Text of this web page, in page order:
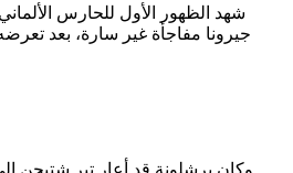
شهد الظهور الأول للحارس
جيرونا مفاجأة غير سارة، بعد
وكان برشلونة قد أعار تير شتيجن